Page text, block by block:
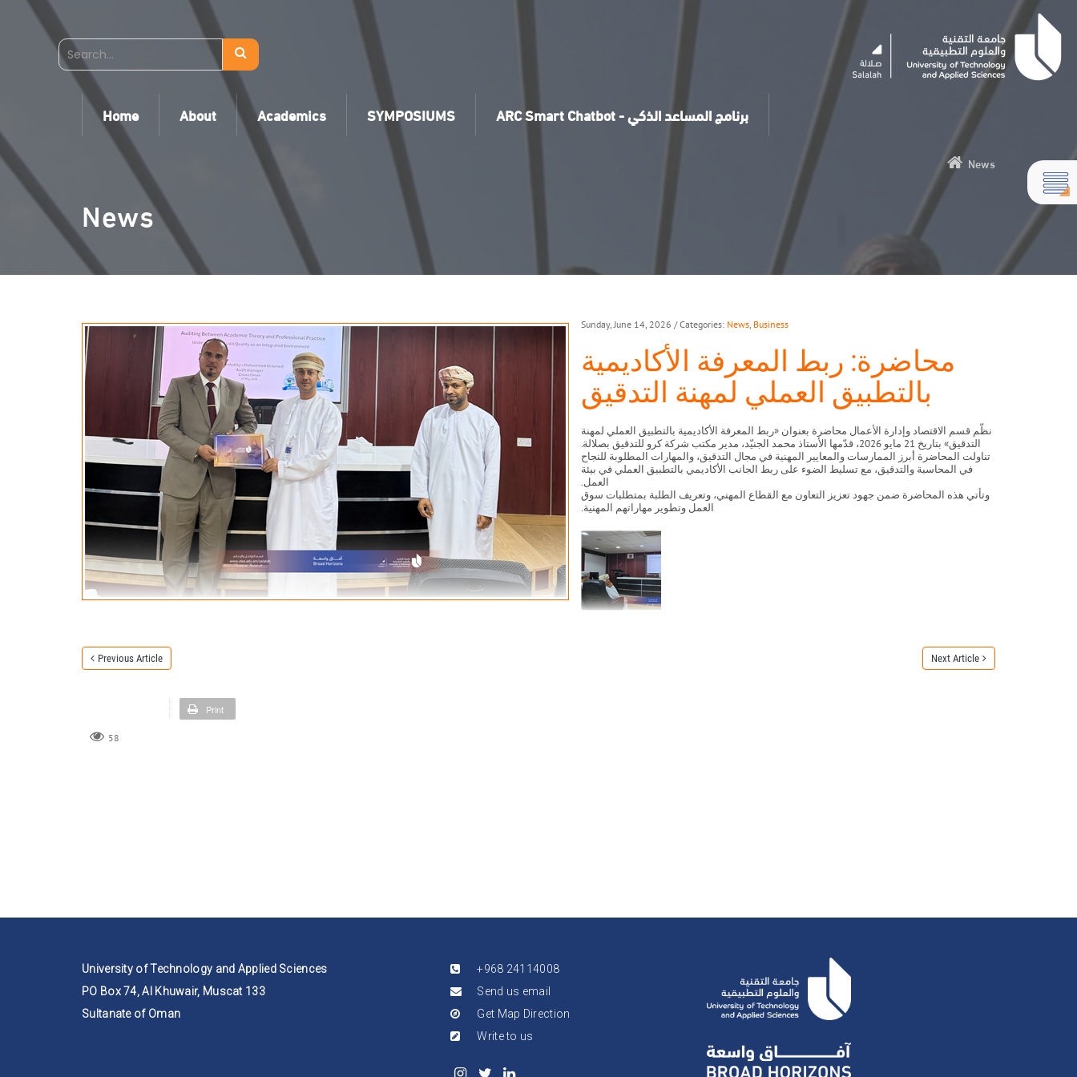
Home About Academics SYMPOSIUMS ARC Smart Chatbot - برنامج المساعد الذكي
News
News
Sunday, June 14, 2026 / Categories: News, Business
محاضرة: ربط المعرفة الأكاديمية
بالتطبيق العملي لمهنة التدقيق
نظّم قسم الاقتصاد وإدارة الأعمال محاضرة بعنوان «ربط المعرفة الأكاديمية بالتطبيق العملي لمهنة
التدقيق» بتاريخ 21 مايو 2026، قدّمها الأستاذ محمد الجنيّد، مدير مكتب شركة كرو للتدقيق بصلالة.
تناولت المحاضرة أبرز الممارسات والمعايير المهنية في مجال التدقيق، والمهارات المطلوبة للنجاح
في المحاسبة والتدقيق، مع تسليط الضوء على ربط الجانب الأكاديمي بالتطبيق العملي في بيئة
العمل.
وتأتي هذه المحاضرة ضمن جهود تعزيز التعاون مع القطاع المهني، وتعريف الطلبة بمتطلبات سوق
العمل وتطوير مهاراتهم المهنية.
Previous Article Next Article
Print
58
University of Technology and Applied Sciences
PO Box 74, Al Khuwair, Muscat 133
Sultanate of Oman
+968 24114008
Send us email
Get Map Direction
Write to us